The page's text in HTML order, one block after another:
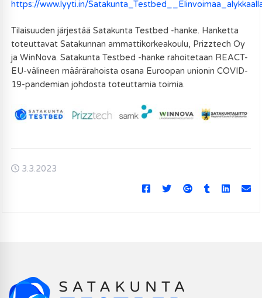
https://www.lyyti.in/
Tilaisuuden järjestää Satakunta Testbed -hanke. Hanketta
toteuttavat Satakunnan ammattikorkeakoulu, Prizztech Oy
ja WinNova. Satakunta Testbed -hanke rahoitetaan REACT-
EU-välineen määrärahoista osana Euroopan unionin COVID-
19-pandemian johdosta toteuttamia toimia.
3.3.2023